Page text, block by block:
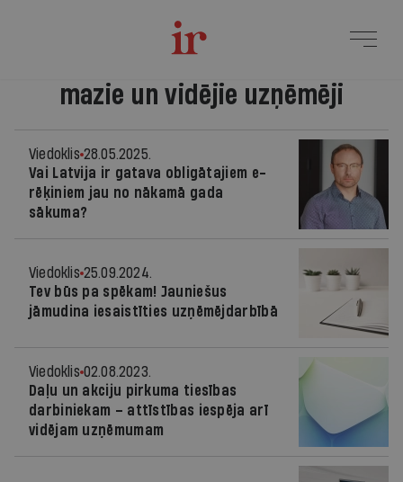
mazie un vidējie uzņēmēji
Viedoklis 28.05.2025.
Vai Latvija ir gatava obligātajiem e-
rēķiniem jau no nākamā gada
sākuma?
Viedoklis 25.09.2024.
Tev būs pa spēkam! Jauniešus
jāmudina iesaistīties uzņēmējdarbībā
Viedoklis 02.08.2023.
Daļu un akciju pirkuma tiesības
darbiniekam – attīstības iespēja arī
vidējam uzņēmumam